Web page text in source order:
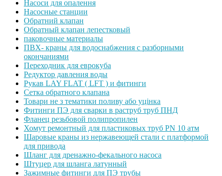
Насоси для опалення
Насосные станции
Обратний клапан
Обратный клапан лепестковый
паковочные материалы
ПВХ- краны для водоснабжения с разборными
окончаниями
Переходник для еврокуба
Редуктор давления воды
Рукав LAY FLAT ( LFT ) и фитинги
Сетка обратного клапана
Товари не з тематики поливу або уцінка
Фитинги ПЭ для сварки в раструб труб ПНД
Фланец резьбовой полипропилен
Хомут ремонтный для пластиковых труб PN 10 атм
Шаровые краны из нержавеющей стали с платформой
для привода
Шланг для дренажно-фекального насоса
Штуцер для шланга латунный
Зажимные фитинги для ПЭ трубы